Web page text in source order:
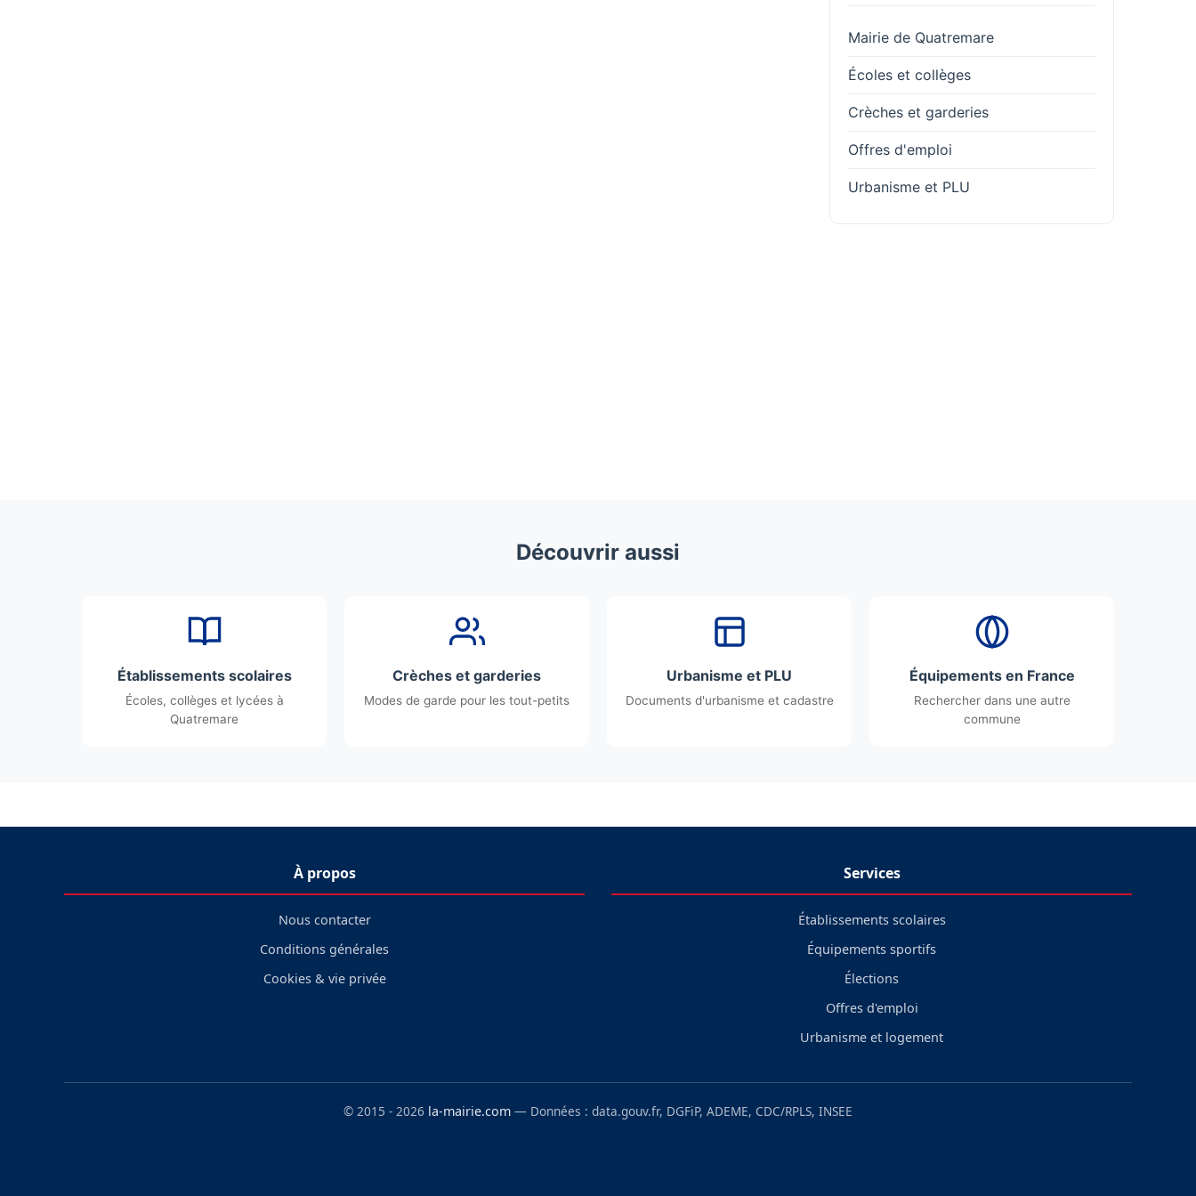
Mairie de Quatremare
Écoles et collèges
Crèches et garderies
Offres d'emploi
Urbanisme et PLU
Découvrir aussi
Établissements scolaires
Écoles, collèges et lycées à
Quatremare
Crèches et garderies
Modes de garde pour les tout-petits
Urbanisme et PLU
Documents d'urbanisme et cadastre
Équipements en France
Rechercher dans une autre
commune
À propos
Nous contacter
Conditions générales
Cookies & vie privée
Services
Établissements scolaires
Équipements sportifs
Élections
Offres d'emploi
Urbanisme et logement
© 2015 - 2026 la-mairie.com — Données : data.gouv.fr, DGFiP, ADEME, CDC/RPLS, INSEE